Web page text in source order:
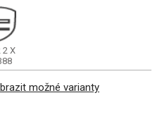
2 X
možné varianty